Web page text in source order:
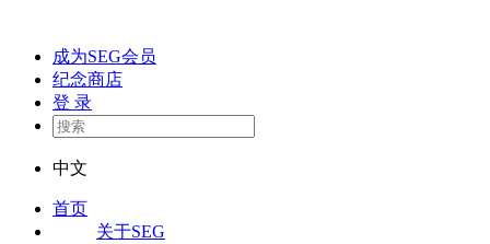
成为SEG会员
纪念商店
登 录
中文
首页
关于SEG